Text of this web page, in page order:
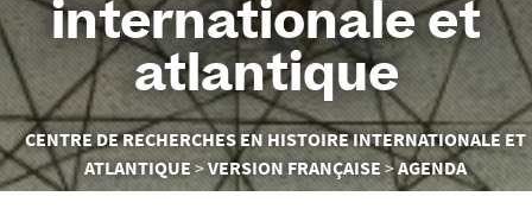
internationale et
atlantique
Vous
êtes
ici :
CENTRE DE RECHERCHES EN HISTOIRE INTERNATIONALE ET
ATLANTIQUE
VERSION FRANÇAISE AGENDA